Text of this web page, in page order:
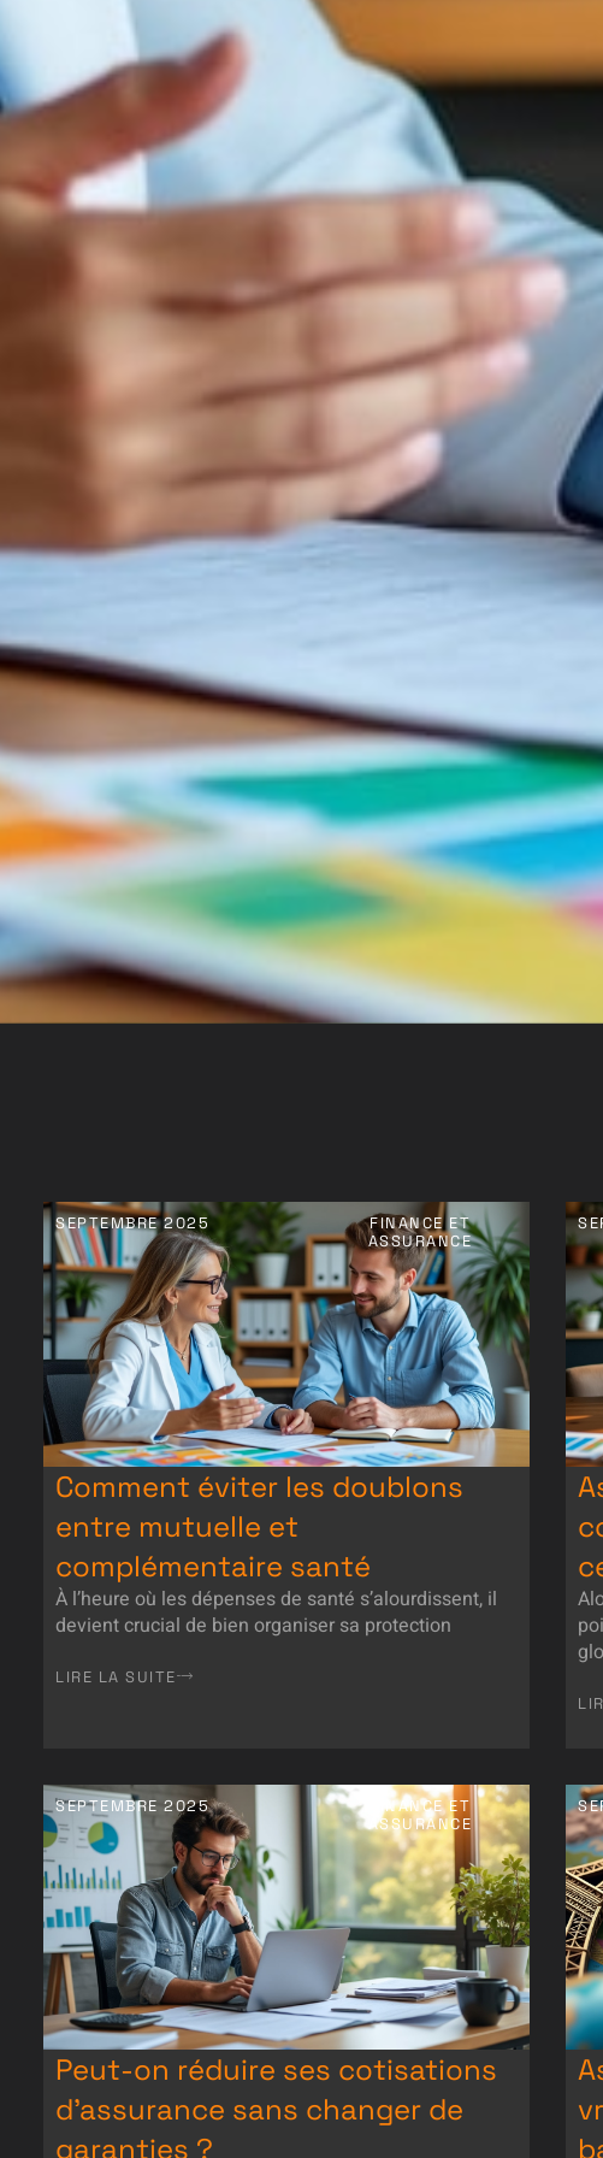
Comment éviter les doublons
entre mutuelle et
complémentaire santé
À l’heure où les dépenses de santé s’alourdissent, il
devient crucial de bien organiser sa protection
LIRE LA SUITE
SEPTEMBRE 2025
FINANCE ET
ASSURANCE
Peut-on réduire ses cotisations
d’assurance sans changer de
garanties ?
SEPTEMBRE 2025
FINANCE ET
ASSURANCE